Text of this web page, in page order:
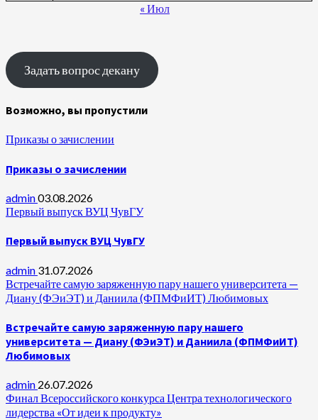
« Июл
Задать вопрос декану
Возможно, вы пропустили
Приказы о зачислении
Приказы о зачислении
admin03.08.2026
Первый выпуск ВУЦ ЧувГУ
Первый выпуск ВУЦ ЧувГУ
admin 31.07.2026
Встречайте самую заряженную пару нашего университета —
Диану (ФЭиЭТ) и Даниила (ФПМФиИТ) Любимовых
Встречайте самую заряженную пару нашего
университета — Диану (ФЭиЭТ) и Даниила (ФПМФиИТ)
Любимовых
admin 26.07.2026
Финал Всероссийского конкурса Центра технологического
лидерства «От идеи к продукту»